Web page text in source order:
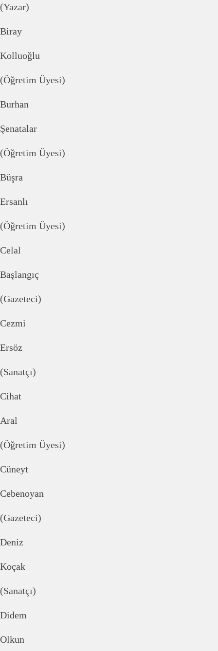
(Yazar)
Biray
Kolluoğlu
(Öğretim Üyesi)
Burhan
Şenatalar
(Öğretim Üyesi)
Büşra
Ersanlı
(Öğretim Üyesi)
Celal
Başlangıç
(Gazeteci)
Cezmi
Ersöz
(Sanatçı)
Cihat
Aral
(Öğretim Üyesi)
Cüneyt
Cebenoyan
(Gazeteci)
Deniz
Koçak
(Sanatçı)
Didem
Olkun